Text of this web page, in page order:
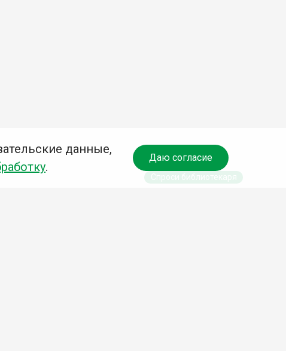
данные,
.
Даю согласие
Спроси библиотекаря